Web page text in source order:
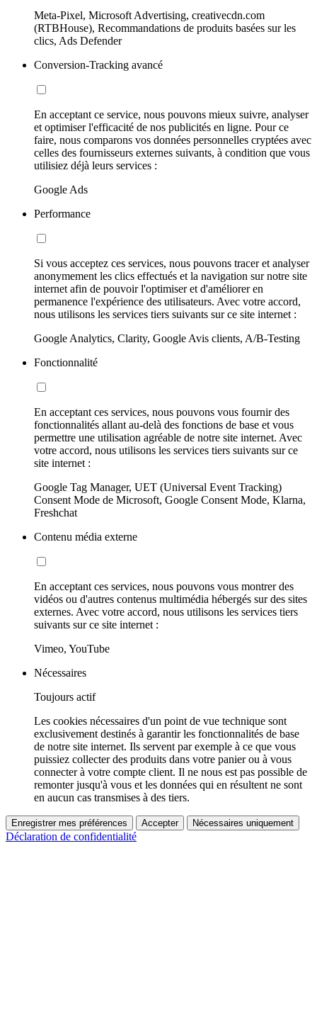
Meta-Pixel, Microsoft Advertising, creativecdn.com
(RTBHouse), Recommandations de produits basées sur les
clics, Ads Defender
Conversion-Tracking avancé
En acceptant ce service, nous pouvons mieux suivre, analyser
et optimiser l'efficacité de nos publicités en ligne. Pour ce
faire, nous comparons vos données personnelles cryptées avec
celles des fournisseurs externes suivants, à condition que vous
utilisiez déjà leurs services :
Google Ads
Performance
Si vous acceptez ces services, nous pouvons tracer et analyser
anonymement les clics effectués et la navigation sur notre site
internet afin de pouvoir l'optimiser et d'améliorer en
permanence l'expérience des utilisateurs. Avec votre accord,
nous utilisons les services tiers suivants sur ce site internet :
Google Analytics, Clarity, Google Avis clients, A/B-Testing
Fonctionnalité
En acceptant ces services, nous pouvons vous fournir des
fonctionnalités allant au-delà des fonctions de base et vous
permettre une utilisation agréable de notre site internet. Avec
votre accord, nous utilisons les services tiers suivants sur ce
site internet :
Google Tag Manager, UET (Universal Event Tracking)
Consent Mode de Microsoft, Google Consent Mode, Klarna,
Freshchat
Contenu média externe
En acceptant ces services, nous pouvons vous montrer des
vidéos ou d'autres contenus multimédia hébergés sur des sites
externes. Avec votre accord, nous utilisons les services tiers
suivants sur ce site internet :
Vimeo, YouTube
Nécessaires
Toujours actif
Les cookies nécessaires d'un point de vue technique sont
exclusivement destinés à garantir les fonctionnalités de base
de notre site internet. Ils servent par exemple à ce que vous
puissiez collecter des produits dans votre panier ou à vous
connecter à votre compte client. Il ne nous est pas possible de
remonter jusqu'à vous et les données qui en résultent ne sont
en aucun cas transmises à des tiers.
Enregistrer mes préférences Accepter Nécessaires uniquement
Déclaration de confidentialité